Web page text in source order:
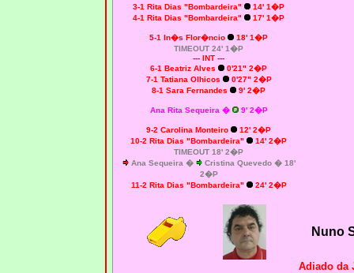
3-1 Rita Dias "Bombardeira"
14' 1�P
4-1 Rita Dias "Bombardeira" 17' 1�P
5-1 In�s Flor�ncio
18' 1�P
TIMEOUT 24' 1�P
--- INT ---
6-1 Beatriz Alves
0'21" 2�P
7-1 Tatiana Olhicos
0'27" 2�P
8-1 Sara Fernandes 9' 2�P
Ana Rita Sequeira � 9' 2�P
9-2 Carolina Monteiro
12' 2�P
10-2 Rita Dias "Bombardeira"
14' 2�P
TIMEOUT 18' 2�P
Ana Sequeira �
Cristina Quevedo � 18'
2�P
11-2 Rita Dias "Bombardeira" 24' 2�P
Nuno
Adiado da